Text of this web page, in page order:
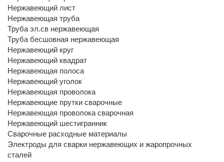
Нержавеющий лист
Нержавеющая труба
Труба эл.св нержавеющая
Труба бесшовная нержавеющая
Нержавеющий круг
Нержавеющий квадрат
Нержавеющая полоса
Нержавеющий уголок
Нержавеющая проволока
Нержавеющие прутки сварочные
Нержавеющая проволока сварочная
Нержавеющий шестигранник
Сварочные расходные материалы
Электроды для сварки нержавеющих и жаропрочных
сталей